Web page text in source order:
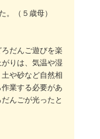
。（５歳母）
だんご遊びを楽
りは、気温や湿
や砂など自然相
業する必要があ
んごが光ったと